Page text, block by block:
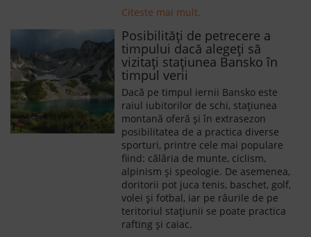
Citeste mai mult.
Posibilități de petrecere a
timpului dacă alegeți să
vizitați stațiunea Bansko în
timpul verii
Dacă pe timpul iernii Bansko este
raiul iubitorilor de schi, stațiunea
montană oferă și în extrasezon
posibilitatea de a practica diverse
sporturi, printre cele mai populare
fiind: călăria de munte, ciclism,
alpinism şi speologie. De asemenea,
doritorii pot juca tenis, baschet, golf,
volei şi fotbal, iar pe râurile de pe
teritoriul staţiunii se poate practica
rafting şi caiac.